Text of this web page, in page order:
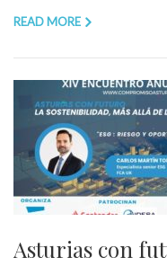
READ MORE
Asturias con